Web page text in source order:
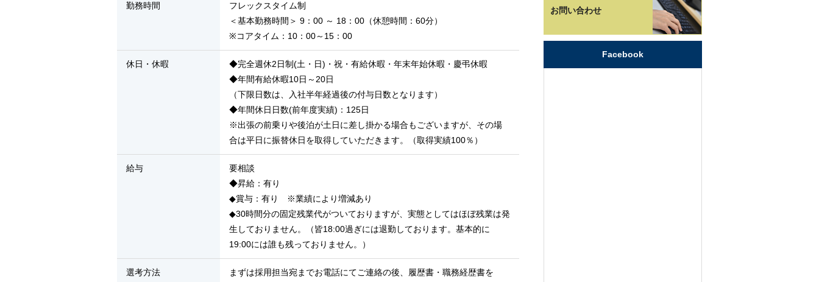
勤務時間
フレックスタイム制
＜基本勤務時間＞ 9：00 ～ 18：00（休憩時間：60分）
※コアタイム：10：00～15：00
休日・休暇
◆完全週休2日制(土・日)・祝・有給休暇・年末年始休暇・慶弔休暇
◆年間有給休暇10日～20日
（下限日数は、入社半年経過後の付与日数となります）
◆年間休日日数(前年度実績)：125日
※出張の前乗りや後泊が土日に差し掛かる場合もございますが、その場
合は平日に振替休日を取得していただきます。（取得実績100％）
給与
要相談
◆昇給：有り
◆賞与：有り ※業績により増減あり
◆30時間分の固定残業代がついておりますが、実態としてはほぼ残業は発
生しておりません。（皆18:00過ぎには退勤しております。基本的に
19:00には誰も残っておりません。）
選考方法
まずは採用担当宛までお電話にてご連絡の後、履歴書・職務経歴書を
お問い合わせ
Facebook